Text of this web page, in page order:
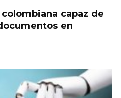
capaz de
en